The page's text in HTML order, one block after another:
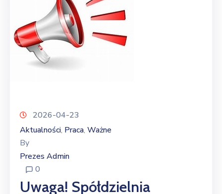
2026-04-23
Aktualności‚ Praca‚ Ważne
By
Prezes Admin
0
Uwaga! Spółdzielnia